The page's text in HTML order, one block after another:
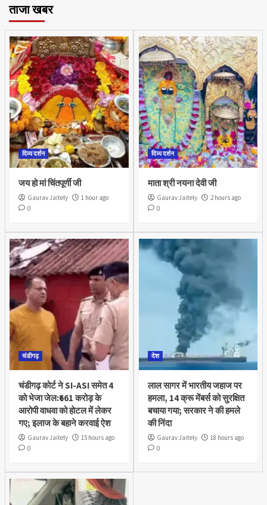
ताजा खबर
दिव्य दर्शन
जय हो मां चिंतपूर्णी जी
Gaurav Jaitely
1 hour ago
0
दिव्य दर्शन
माता श्री नयना देवी जी
Gaurav Jaitely
2 hours ago
0
चंडीगढ़
चंडीगढ़ कोर्ट ने SI-ASI समेत 4
को भेजा जेल:₹661 करोड़ के
आरोपी वाधवा को हाेटल में लेकर
गए; इलाज के बहाने करवाई ऐश
Gaurav Jaitely
15 hours ago
0
देश
लाल सागर में भारतीय जहाज पर
हमला, 14 क्रू मेंबर्स को सुरक्षित
बचाया गया; सरकार ने की हमले
की निंदा
Gaurav Jaitely
18 hours ago
0